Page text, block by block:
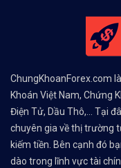
ChungKhoanForex.com
Khoán Việt Nam, Chứng
Điện Tử, Dầu Thô,... Tại
chuyên gia về thị trường
kiếm tiền. Bên cạnh đó
dào trong lĩnh vực tài